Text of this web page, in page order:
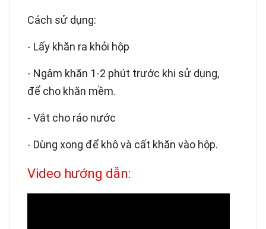
Cách sử dụng:
- Lấy khăn ra khỏi hộp
- Ngâm khăn 1-2 phút trước khi sử dụng,
để cho khăn mềm.
- Vắt cho ráo nước
- Dùng xong để khô và cất khăn vào hộp.
Video hướng dẫn: